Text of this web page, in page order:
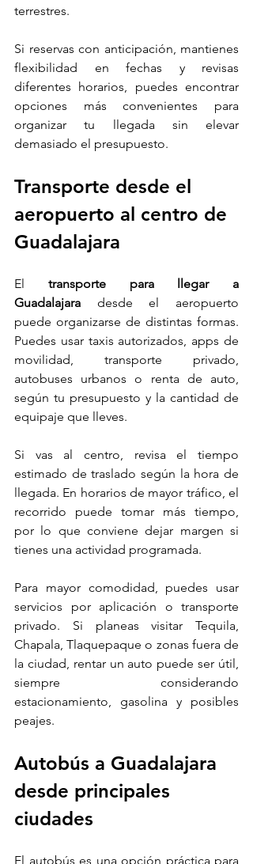
terrestres.
Si reservas con anticipación, mantienes
flexibilidad en fechas y revisas
diferentes horarios, puedes encontrar
opciones más convenientes para
organizar tu llegada sin elevar
demasiado el presupuesto.
Transporte desde el
aeropuerto al centro de
Guadalajara
El transporte para llegar a
Guadalajara desde el aeropuerto
puede organizarse de distintas formas.
Puedes usar taxis autorizados, apps de
movilidad, transporte privado,
autobuses urbanos o renta de auto,
según tu presupuesto y la cantidad de
equipaje que lleves.
Si vas al centro, revisa el tiempo
estimado de traslado según la hora de
llegada. En horarios de mayor tráfico, el
recorrido puede tomar más tiempo,
por lo que conviene dejar margen si
tienes una actividad programada.
Para mayor comodidad, puedes usar
servicios por aplicación o transporte
privado. Si planeas visitar Tequila,
Chapala, Tlaquepaque o zonas fuera de
la ciudad, rentar un auto puede ser útil,
siempre considerando
estacionamiento, gasolina y posibles
peajes.
Autobús a Guadalajara
desde principales
ciudades
El autobús es una opción práctica para